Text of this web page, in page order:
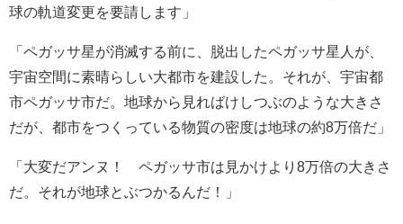
球の軌道変更を要請します」
「ペガッサ星が消滅する前に、脱出したペガッサ星人が、
宇宙空間に素晴らしい大都市を建設した。それが、宇宙都
市ペガッサ市だ。地球から見ればけしつぶのような大きさ
だが、都市をつくっている物質の密度は地球の約8万倍だ」
「大変だアンヌ！ ペガッサ市は見かけより8万倍の大きさ
だ。それが地球とぶつかるんだ！」